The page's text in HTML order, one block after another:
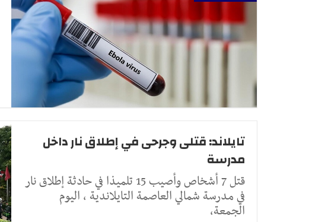
تايلاند: قتلى وجرحى في إطلاق نار داخل
مدرسة
قتل 7 أشخاص وأصيب 15 تلميذا في حادثة إطلاق نار
في مدرسة شمالي العاصمة التايلاندية ، اليوم
الجمعة،